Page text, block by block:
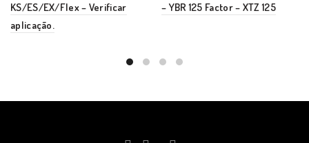
KS/ES/EX/Flex – Verificar
aplicação.
– YBR 125 Factor – XTZ 125